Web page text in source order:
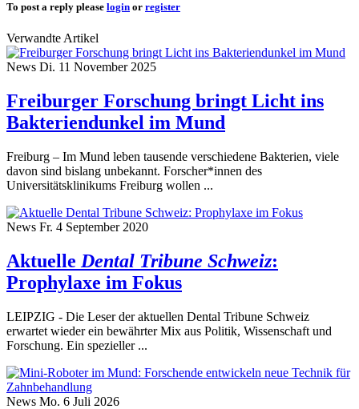
To post a reply please login or register
Verwandte Artikel
News Di. 11 November 2025
Freiburger Forschung bringt Licht ins
Bakteriendunkel im Mund
Freiburg – Im Mund leben tausende verschiedene Bakterien, viele
davon sind bislang unbekannt. Forscher*innen des
Universitätsklinikums Freiburg wollen ...
News Fr. 4 September 2020
Aktuelle Dental Tribune Schweiz:
Prophylaxe im Fokus
LEIPZIG - Die Leser der aktuellen Dental Tribune Schweiz
erwartet wieder ein bewährter Mix aus Politik, Wissenschaft und
Forschung. Ein spezieller ...
News Mo. 6 Juli 2026